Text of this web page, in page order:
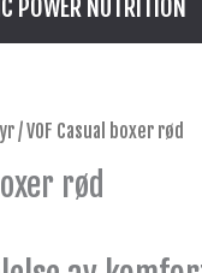
POWER NUTRITION
/ VOF Casual boxer rød
rød